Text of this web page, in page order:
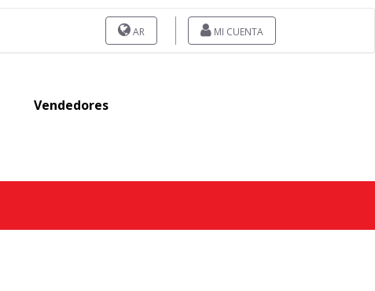
AR MI CUENTA
Vendedores